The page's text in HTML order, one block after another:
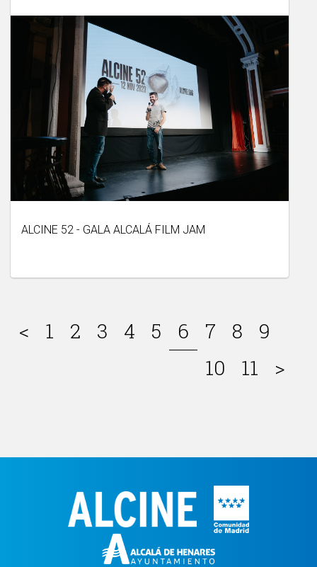
ALCINE 52 - GALA ALCALÁ FILM JAM
< 1 2 3 4 5 6 7 8
9
10
11 >